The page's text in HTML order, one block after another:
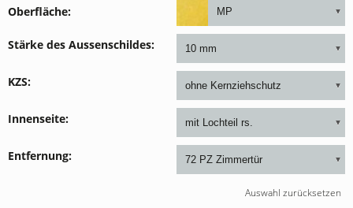
Oberfläche
Stärke des Aussenschildes
KZS
Innenseite
Entfernung
Auswahl zurücksetzen